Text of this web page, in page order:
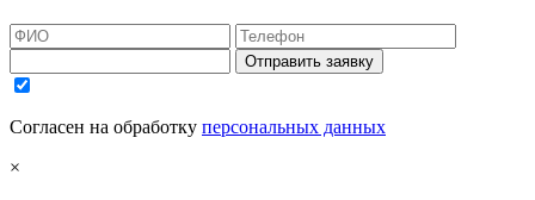
Отправить заявку
Согласен на обработку персональных данных
×